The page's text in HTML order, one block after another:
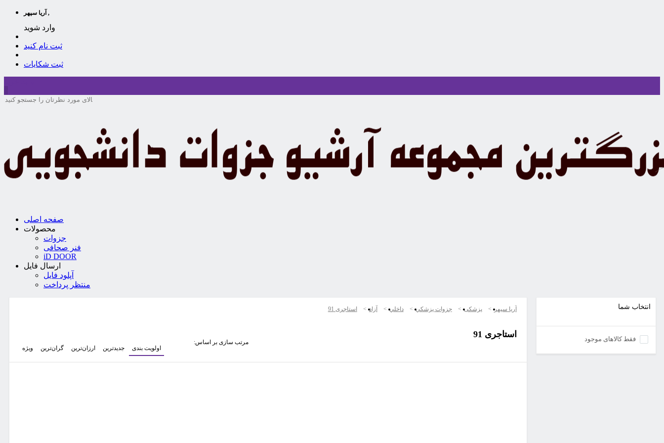
آریا سپهر ,
وارد شوید
ثبت نام کنید
ثبت شکایات
صفحه اصلی
محصولات
جزوات
فنر صحافی
iD DOOR
ارسال فایل
آپلود فایل
منتظر پرداخت
انتخاب شما
فقط کالاهای موجود
آریا سپهر پزشکی جزوات پزشكي داخلي آزاد استاجری 91
استاجری 91
مرتب سازی بر اساس:
اولویت بندی
جدیدترین ارزان‌ترین گران‌ترین ویژه